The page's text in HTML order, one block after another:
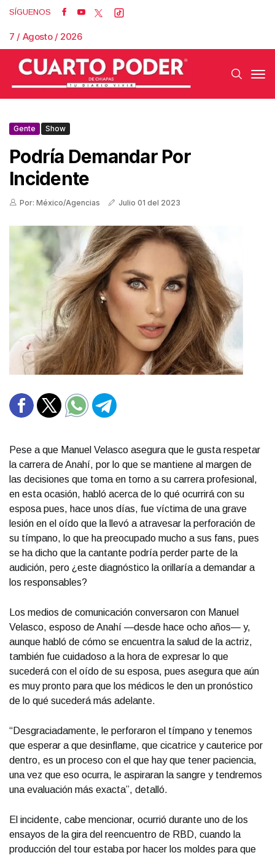
SÍGUENOS
7 / Agosto / 2026
Gente Show
Podría Demandar Por
Incidente
Por: México/Agencias Julio 01 del 2023
Pese a que Manuel Velasco asegura que le gusta respetar
la carrera de Anahí, por lo que se mantiene al margen de
las decisiones que toma en torno a su carrera profesional,
en esta ocasión, habló acerca de lo qué ocurrirá con su
esposa pues, hace unos días, fue víctima de una grave
lesión en el oído que la llevó a atravesar la perforación de
su tímpano, lo que ha preocupado mucho a sus fans, pues
se ha dicho que la cantante podría perder parte de la
audición, pero ¿este diagnóstico la orillaría a demandar a
los responsables?
Los medios de comunicación conversaron con Manuel
Velasco, esposo de Anahí —desde hace ocho años— y,
aunque habló de cómo se encuentra la salud de la actriz,
también fue cuidadoso a la hora de expresar lo que
sucederá con el oído de su esposa, pues asegura que aún
es muy pronto para que los médicos le den un pronóstico
de lo qué sucederá más adelante.
“Desgraciadamente, le perforaron el tímpano y tenemos
que esperar a que desinflame, que cicatrice y cauterice por
dentro, es un proceso con el que hay que tener paciencia,
una vez que eso ocurra, le aspiraran la sangre y tendremos
una evaluación más exacta”, detalló.
El incidente, cabe mencionar, ocurrió durante uno de los
ensayos de la gira del reencuentro de RBD, cuando la
producción del tour estaba por hacer los moldes para que